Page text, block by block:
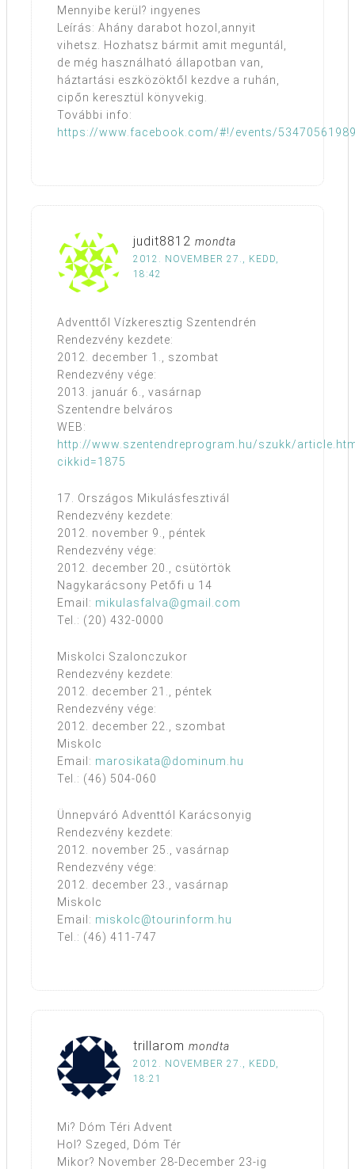
Mennyibe kerül? ingyenes
Leírás: Ahány darabot hozol,annyit
vihetsz. Hozhatsz bármit amit meguntál,
de még használható állapotban van,
háztartási eszközöktől kezdve a ruhán,
cipőn keresztül könyvekig.
További info:
https://www.facebook.com/#!/events/
judit8812 mondta
2012. NOVEMBER 27., KEDD,
18:42
Adventtől Vízkeresztig Szentendrén
Rendezvény kezdete:
2012. december 1., szombat
Rendezvény vége:
2013. január 6., vasárnap
Szentendre belváros
WEB:
http://www.szentendreprogram.hu/szukk/
cikkid=1875
17. Országos Mikulásfesztivál
Rendezvény kezdete:
2012. november 9., péntek
Rendezvény vége:
2012. december 20., csütörtök
Nagykarácsony Petőfi u 14
Email: mikulasfalva@gmail.com
Tel.: (20) 432-0000
Miskolci Szalonczukor
Rendezvény kezdete:
2012. december 21., péntek
Rendezvény vége:
2012. december 22., szombat
Miskolc
Email: marosikata@dominum.hu
Tel.: (46) 504-060
Ünnepváró Adventtól Karácsonyig
Rendezvény kezdete:
2012. november 25., vasárnap
Rendezvény vége:
2012. december 23., vasárnap
Miskolc
Email: miskolc@tourinform.hu
Tel.: (46) 411-747
trillarom mondta
2012. NOVEMBER 27., KEDD,
18:21
Mi? Dóm Téri Advent
Hol? Szeged, Dóm Tér
Mikor? November 28-December 23-ig